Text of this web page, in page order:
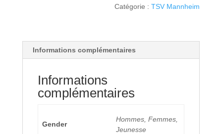
black
Catégorie :TSV Mannheim
Informations complémentaires
Informations
complémentaires
Gender
Hommes, Femmes,
Jeunesse